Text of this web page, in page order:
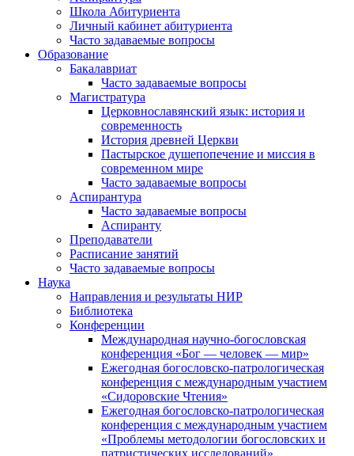
Школа Абитуриента
Личный кабинет абитуриента
Часто задаваемые вопросы
Образование
Бакалавриат
Часто задаваемые вопросы
Магистратура
Церковнославянский язык: история и
современность
История древней Церкви
Пастырское душепопечение и миссия в
современном мире
Часто задаваемые вопросы
Аспирантура
Часто задаваемые вопросы
Аспиранту
Преподаватели
Расписание занятий
Часто задаваемые вопросы
Наука
Направления и результаты НИР
Библиотека
Конференции
Международная научно-богословская
конференция «Бог — человек — мир»
Ежегодная богословско-патрологическая
конференция с международным участием
«Сидоровские Чтения»
Ежегодная богословско-патрологическая
конференция с международным участием
«Проблемы методологии богословских и
патристических исследований»